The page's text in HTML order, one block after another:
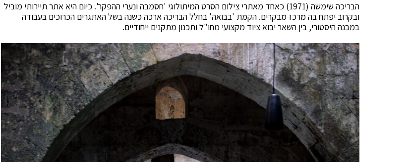
הבריכה שימשה (1971) כאחד מאתרי צילום הסרט המיתולוגי 'חסמבה ונערי ההפקר'. כיום היא אתר תיירותי מוביל
ובקרוב יפתח בה מרכז מבקרים. הקמת 'בבואה' בחלל הבריכה ארכה כשנה בשל האתגרים הכרוכים בעבודה
במבנה היסטורי, בין השאר יבוא ציוד מקצועי מחו"ל ותכנון מתקנים ייחודיים.